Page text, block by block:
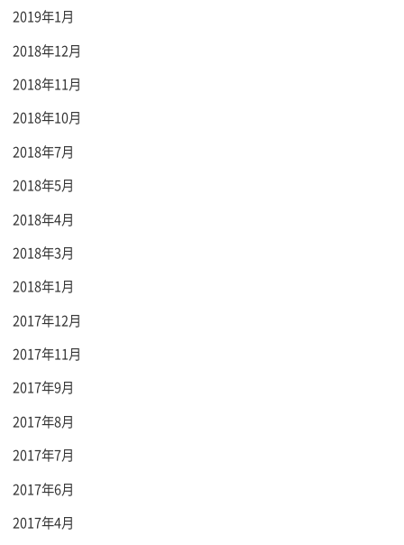
2019年1月
2018年12月
2018年11月
2018年10月
2018年7月
2018年5月
2018年4月
2018年3月
2018年1月
2017年12月
2017年11月
2017年9月
2017年8月
2017年7月
2017年6月
2017年4月